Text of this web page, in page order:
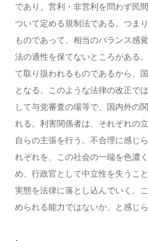
であり、営利・非営利を問わず民
ついて定める規制法である。つま
ものであって、相当のバランス感
法の適性を保てないところがある
て取り扱われるものであるから、
となる。このような法律の改正で
して与党審査の場等で、国内外の
れる。利害関係者は、それぞれの
自らの主張を行う。不合理に感じ
れぞれを、この社会の一端を色濃
め、行政官として中立性を失うこ
実態を法律に落とし込んでいく。
められる能力ではないか、と感じら